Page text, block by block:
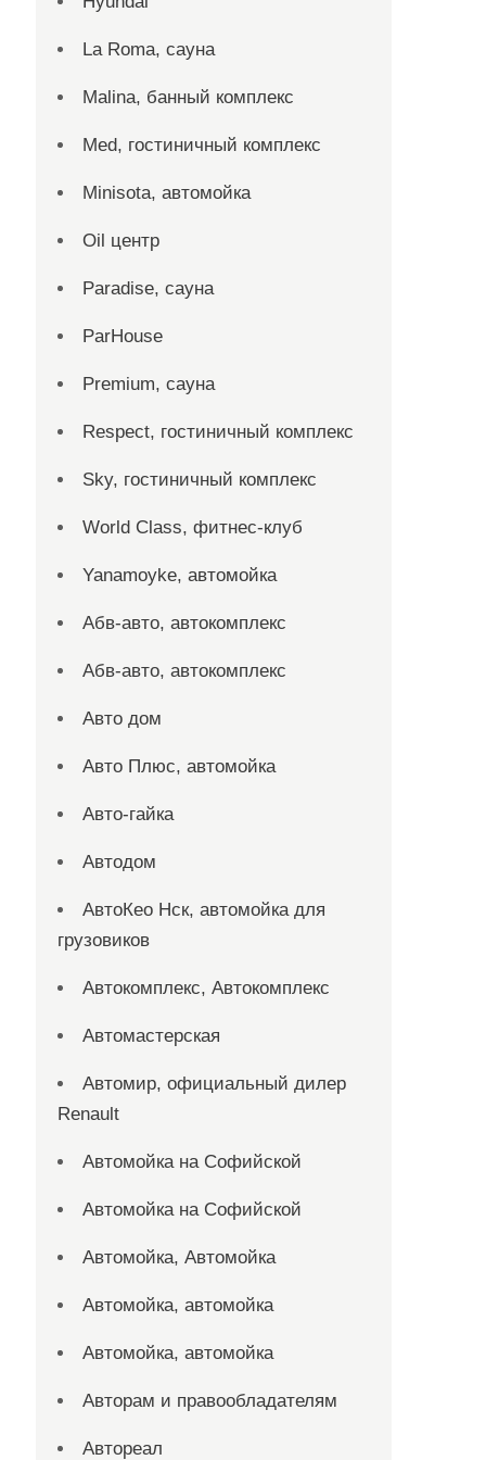
La Roma, сауна
Malina, банный комплекс
Med, гостиничный комплекс
Minisota, автомойка
Oil центр
Paradise, сауна
ParHouse
Premium, сауна
Respect, гостиничный комплекс
Sky, гостиничный комплекс
World Class, фитнес-клуб
Yanamoyke, автомойка
Абв-авто, автокомплекс
Абв-авто, автокомплекс
Авто дом
Авто Плюс, автомойка
Авто-гайка
Автодом
АвтоКео Нск, автомойка для
грузовиков
Автокомплекс, Автокомплекс
Автомастерская
Автомир, официальный дилер
Renault
Автомойка на Софийской
Автомойка на Софийской
Автомойка, Автомойка
Автомойка, автомойка
Автомойка, автомойка
Авторам и правообладателям
Автореал